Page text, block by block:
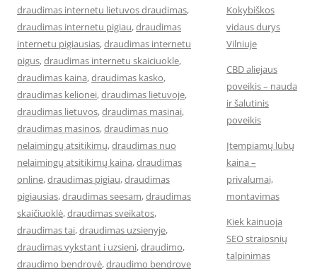
draudimas internetu lietuvos draudimas,
draudimas internetu pigiau,draudimas
internetu pigiausias,draudimas internetu
pigus,draudimas internetu skaiciuokle,
draudimas kaina,draudimas kasko,
draudimas kelionei,draudimas lietuvoje,
draudimas lietuvos,draudimas masinai,
draudimas masinos,draudimas nuo
nelaimingų atsitikimų,draudimas nuo
nelaimingų atsitikimų kaina,draudimas
online,draudimas pigiau,draudimas
pigiausias,draudimas seesam,draudimas
skaičiuoklė,draudimas sveikatos,
draudimas tai,draudimas uzsienyje,
draudimas vykstant i uzsieni,draudimo,
draudimo bendrovė,draudimo bendrove
Kokybiškos
vidaus durys
Vilniuje
CBD aliejaus
poveikis – nauda
ir šalutinis
poveikis
Įtempiamų lubų
kaina –
privalumai,
montavimas
Kiek kainuoja
SEO straipsnių
talpinimas